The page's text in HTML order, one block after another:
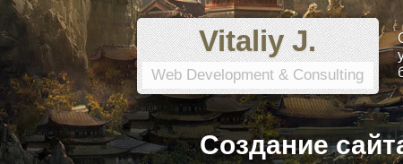
Vitaliy J.
Web Development & Consulting
Создание